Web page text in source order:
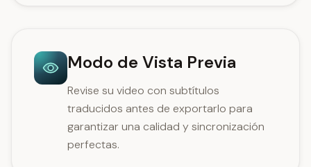
Modo de Vista Previa
Revise su video con subtítulos
traducidos antes de exportarlo para
garantizar una calidad y sincronización
perfectas.